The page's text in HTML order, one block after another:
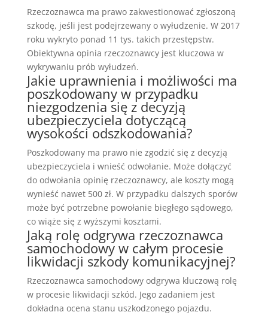
Rzeczoznawca ma prawo zakwestionować zgłoszoną
szkodę, jeśli jest podejrzewany o wyłudzenie. W 2017
roku wykryto ponad 11 tys. takich przestępstw.
Obiektywna opinia rzeczoznawcy jest kluczowa w
wykrywaniu prób wyłudzeń.
Jakie uprawnienia i możliwości ma
poszkodowany w przypadku
niezgodzenia się z decyzją
ubezpieczyciela dotyczącą
wysokości odszkodowania?
Poszkodowany ma prawo nie zgodzić się z decyzją
ubezpieczyciela i wnieść odwołanie. Może dołączyć
do odwołania opinię rzeczoznawcy, ale koszty mogą
wynieść nawet 500 zł. W przypadku dalszych sporów
może być potrzebne powołanie biegłego sądowego,
co wiąże się z wyższymi kosztami.
Jaką rolę odgrywa rzeczoznawca
samochodowy w całym procesie
likwidacji szkody komunikacyjnej?
Rzeczoznawca samochodowy odgrywa kluczową rolę
w procesie likwidacji szkód. Jego zadaniem jest
dokładna ocena stanu uszkodzonego pojazdu.